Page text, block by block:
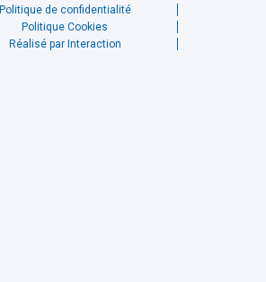
Politique de confidentialité
Politique Cookies
Réalisé par Interaction